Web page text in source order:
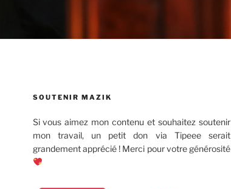
SOUTENIR MAZIK
Si vous aimez mon contenu et souhaitez soutenir
mon travail, un petit don via Tipeee serait
grandement apprécié ! Merci pour votre générosité